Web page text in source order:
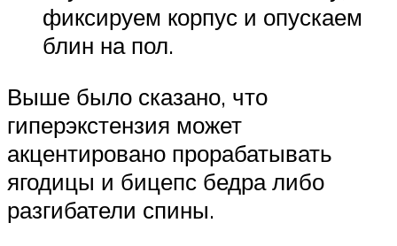
фиксируем корпус и опускаем
блин на пол.
Выше было сказано, что
гиперэкстензия может
акцентировано прорабатывать
ягодицы и бицепс бедра либо
разгибатели спины.